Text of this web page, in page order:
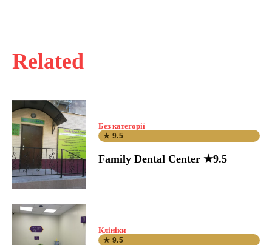
Related
Без категорії
★ 9.5
Family Dental Center ★9.5
Клініки
★ 9.5